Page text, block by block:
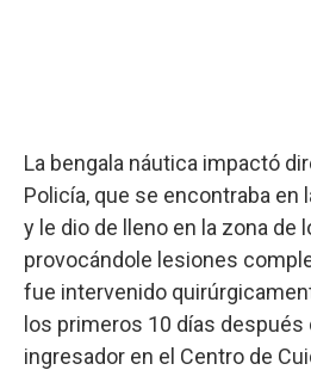
La bengala náutica impactó
Policía, que se encontraba en
y le dio de lleno en la zona de
provocándole lesiones
fue intervenido
los primeros 10 días después
ingresador en el Centro de